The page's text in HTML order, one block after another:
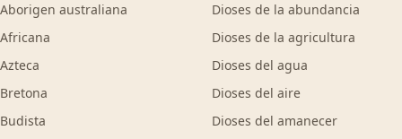
Aborigen australiana
Africana
Azteca
Bretona
Budista
Dioses de la abundancia
Dioses de la agricultura
Dioses del agua
Dioses del aire
Dioses del amanecer